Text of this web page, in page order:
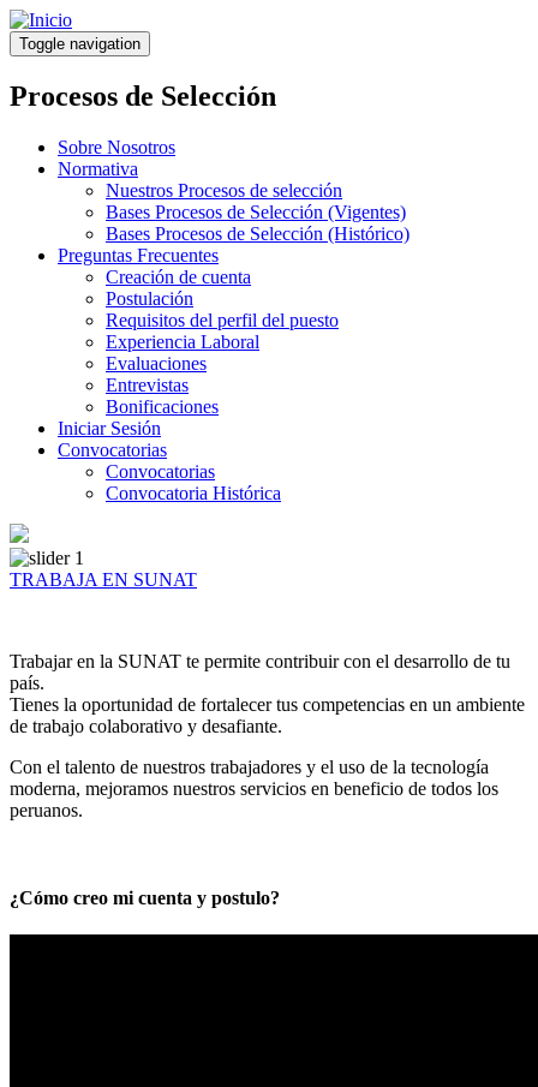
Pasar
al
contenido
principal
Toggle navigation
Procesos de Selección
Sobre Nosotros
Normativa
Nuestros Procesos de selección
Bases Procesos de Selección (Vigentes)
Bases Procesos de Selección (Histórico)
Preguntas Frecuentes
Creación de cuenta
Postulación
Requisitos del perfil del puesto
Experiencia Laboral
Evaluaciones
Entrevistas
Bonificaciones
Iniciar Sesión
Convocatorias
Convocatorias
Convocatoria Histórica
TRABAJA EN SUNAT
Trabajar en la SUNAT te permite contribuir con el desarrollo de tu
país.
Tienes la oportunidad de fortalecer tus competencias en un ambiente
de trabajo colaborativo y desafiante.
Con el talento de nuestros trabajadores y el uso de la tecnología
moderna, mejoramos nuestros servicios en beneficio de todos los
peruanos.
¿Cómo creo mi cuenta y postulo?